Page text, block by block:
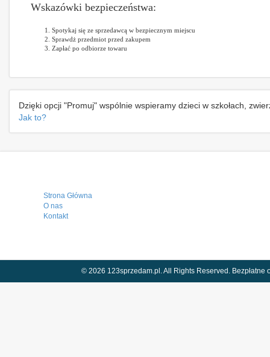
Wskazówki bezpieczeństwa:
Spotykaj się ze sprzedawcą w bezpiecznym miejscu
Sprawdż przedmiot przed zakupem
Zapłać po odbiorze towaru
Dzięki opcji "Promuj" wspólnie wspieramy dzieci w szkołach,
Jak to?
Strona Główna
O nas
Kontakt
© 2026 123sprzedam.pl. All Rights Reserved. Bezpłatne